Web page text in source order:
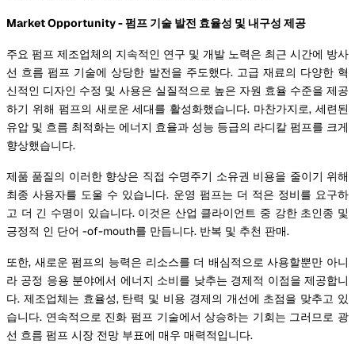
Market Opportunity - 펌프 기술 발전 효율성 및 내구성 제공
주요 펌프 제조업체의 지속적인 연구 및 개발 노력은 최근 시간에 방사
선 흐름 펌프 기술에 상당한 발전을 주도했다. 고급 재료의 다양한 혁
신적인 디자인 수정 및 사용은 실질적으로 높은 자원 효율 수준을 제공
하기 위해 펌프의 새로운 세대를 활성화했습니다. 마찬가지로, 세련된
유압 및 흐름 최적화는 에너지 효율과 성능 등급의 라디칼 펌프를 크게
향상했습니다.
제품 품질의 이러한 향상은 직접 수명주기 소유권 비용을 줄이기 위해
최종 사용자를 도울 수 있습니다. 운영 펌프는 더 적은 정비를 요구하
고 더 긴 수명이 있습니다. 이것은 산업 클라이언트 중 강한 초인종 및
긍정적 인 단어 -of-mouth를 만듭니다. 반복 및 추천 판매.
또한, 새로운 펌프의 능력은 리소스를 더 배심적으로 사용할뿐만 아니
라 공정 응용 분야에서 에너지 소비를 낮추는 경제적 이점을 제공합니
다. 제조업체는 효율성, 탄력 및 비용 경제의 개선에 초점을 맞추고 있
습니다. 연속적으로 진화 펌프 기술에서 상승하는 기회는 그러므로 광
선 흐름 펌프 시장 전망 부표에 매우 매력적입니다.